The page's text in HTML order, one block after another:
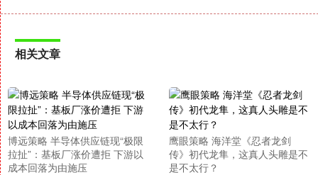
相关文章
博远策略 半导体供应链现“极限
拉扯”：基板厂涨价遭拒 下游以
成本回落为由施压
鹰眼策略 海洋堂《忍者龙剑
传》初代龙隼，这真人头雕是不
是不太行？